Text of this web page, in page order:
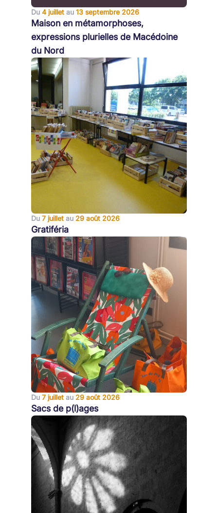
Du 4 juillet au 13 septembre 2026
Maison en métamorphoses,
expressions plurielles de Macédoine
du Nord
Du 7 juillet au 29 août 2026
Gratiféria
Du 7 juillet au 29 août 2026
Sacs de p(l)ages